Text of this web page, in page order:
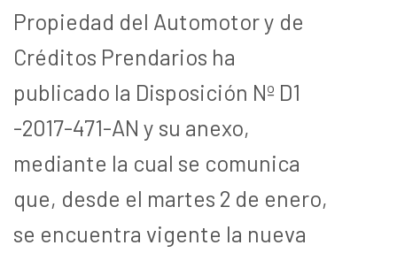
Propiedad del Automotor y de
Créditos Prendarios ha
publicado la Disposición Nº D1
-2017-471-AN y su anexo,
mediante la cual se comunica
que, desde el martes 2 de enero,
se encuentra vigente la nueva